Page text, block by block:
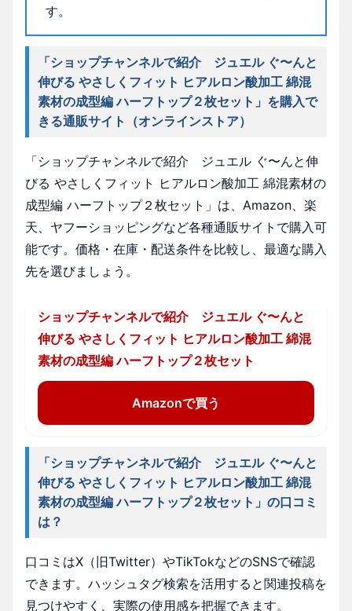
す。
「ショップチャンネルで紹介 ジュエル ぐ〜んと
伸びる やさしくフィット ヒアルロン酸加工 綿混
素材の成型編 ハーフトップ２枚セット」を購入で
きる通販サイト（オンラインストア）
「ショップチャンネルで紹介 ジュエル ぐ〜んと伸
びる やさしくフィット ヒアルロン酸加工 綿混素材の
成型編 ハーフトップ２枚セット」は、Amazon、楽
天、ヤフーショッピングなど各種通販サイトで購入可
能です。価格・在庫・配送条件を比較し、最適な購入
先を選びましょう。
ショップチャンネルで紹介 ジュエル ぐ〜んと
伸びる やさしくフィット ヒアルロン酸加工 綿混
素材の成型編 ハーフトップ２枚セット
Amazonで買う
「ショップチャンネルで紹介 ジュエル ぐ〜んと
伸びる やさしくフィット ヒアルロン酸加工 綿混
素材の成型編 ハーフトップ２枚セット」の口コミ
は？
口コミはX（旧Twitter）やTikTokなどのSNSで確認
できます。ハッシュタグ検索を活用すると関連投稿を
見つけやすく、実際の使用感を把握できます。